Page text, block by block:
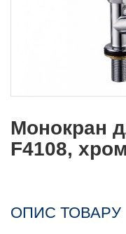
Монокран
F4108, хром
ОПИС ТОВАРУ